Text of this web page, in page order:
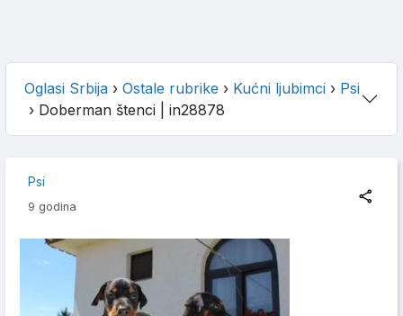
Oglasi Srbija › Ostale rubrike › Kućni ljubimci › Psi
› Doberman štenci | in28878
Psi
9 godina